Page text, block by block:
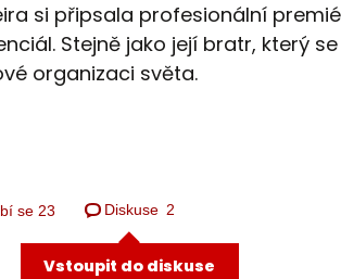
si připsala profesionální
Stejně jako její bratr, který
organizaci světa.
Diskuse 2
Vstoupit do diskuse